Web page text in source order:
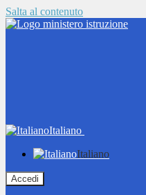
Salta al contenuto
Italiano
Italiano
Accedi